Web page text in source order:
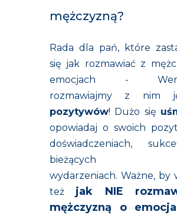
mężczyzną?
Rada dla pań, które
się jak rozmawiać z
emocjach -
rozmawiajmy z nim
pozytywów! Dużo się
opowiadaj o swoich
doświadczeniach,
bieżących
wydarzeniach. Ważne, by
też jak NIE
mężczyzną o